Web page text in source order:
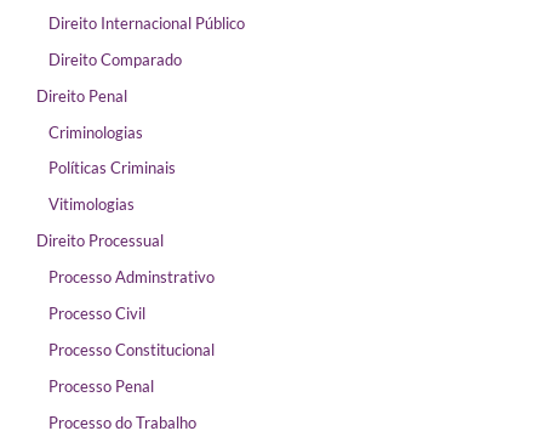
Direito Internacional Público
Direito Comparado
Direito Penal
Criminologias
Políticas Criminais
Vitimologias
Direito Processual
Processo Adminstrativo
Processo Civil
Processo Constitucional
Processo Penal
Processo do Trabalho